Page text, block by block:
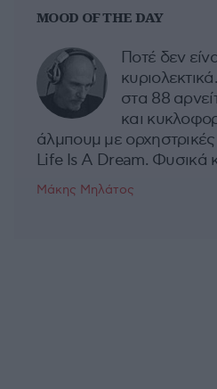
MOOD OF THE DAY
Ποτέ δεν
στα 88
και
άλμπουμ με ορχηστρικές
Life Is A Dream. Φυσικά
Μάκης Μηλάτος